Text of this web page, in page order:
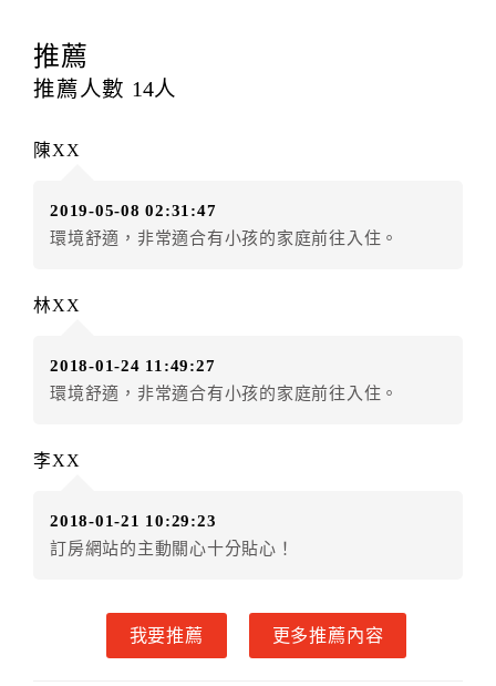
提出申辦不得異動訂單。
每筆訂單異動限定
辦理取消退款。
房者應補足差額。（限原訂飯店）
房者不得要求退其差額。（限原訂飯店）
額12個月
．訂房者使用「保留住宿金額」時，請注意！為避免飯
店客滿，敬請及早計畫，如逾時未提出申辦，視同無條
．每筆訂單異動限定乙次，限原訂飯店，異動完成後不
訂房者應補足差額。 限原訂飯店
六、取消訂單
訂房者因故取消訂單辦理退款，依下列標準申辦：
推薦
推薦人數 14人
陳XX
2019-05-08 02:31:47
環境舒適，非常適合有小孩的家庭前往入住。
林XX
2018-01-24 11:49:27
環境舒適，非常適合有小孩的家庭前往入住。
李XX
2018-01-21 10:29:23
訂房網站的主動關心十分貼心！
我要推薦 更多推薦內容